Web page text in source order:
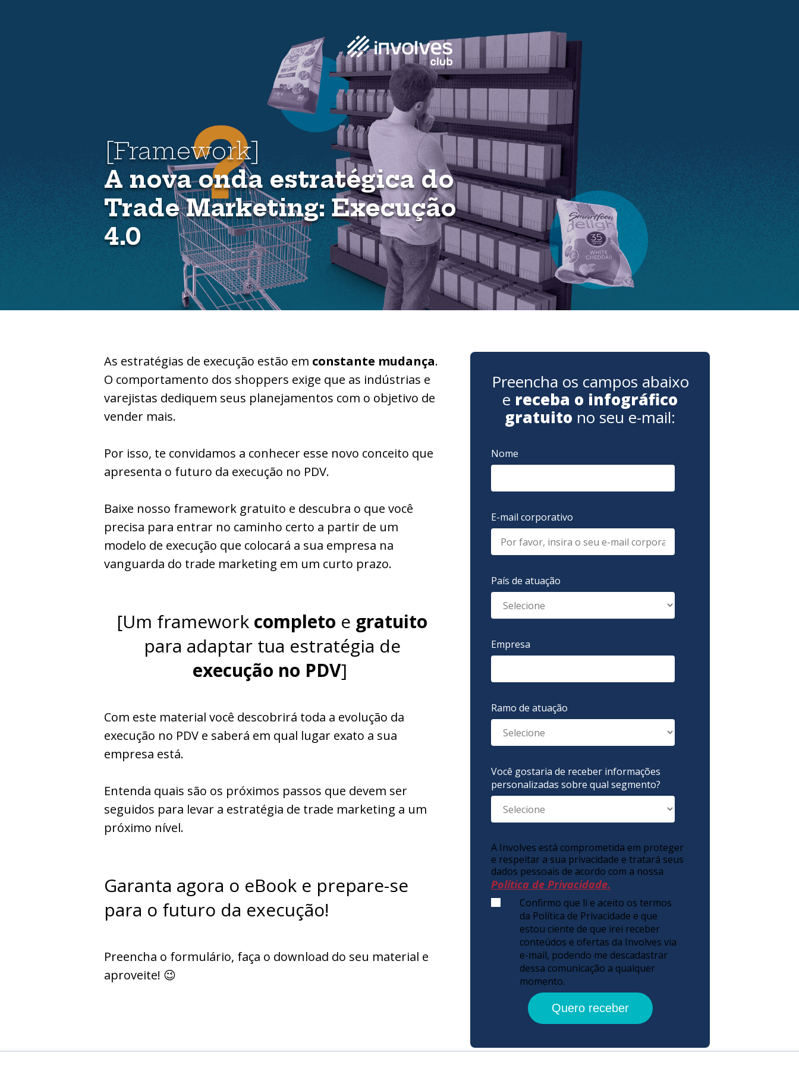
[Framework]
A nova onda estratégica do
Trade Marketing: Execução
4.0
As estratégias de execução estão em constante mudança.
O comportamento dos shoppers exige que as indústrias e
varejistas dediquem seus planejamentos com o objetivo de
vender mais.
Por isso, te convidamos a conhecer esse novo conceito que
apresenta o futuro da execução no PDV.
Baixe nosso framework gratuito e descubra o que você
precisa para entrar no caminho certo a partir de um
modelo de execução que colocará a sua empresa na
vanguarda do trade marketing em um curto prazo.
[Um framework completo e gratuito
para adaptar tua estratégia de
execução no PDV]
Com este material você descobrirá toda a evolução da
execução no PDV e saberá em qual lugar exato a sua
empresa está.
Entenda quais são os próximos passos que devem ser
seguidos para levar a estratégia de trade marketing a um
próximo nível.
Garanta agora o eBook e prepare-se
para o futuro da execução!
Preencha o formulário, faça o download do seu material e
aproveite! 😉
Preencha os campos abaixo
e receba o infográfico
gratuito no seu e-mail:
Nome
E-mail corporativo
País de atuação
Empresa
Ramo de atuação
Você gostaria de receber informações
personalizadas sobre qual segmento?
A Involves está comprometida em proteger
e respeitar a sua privacidade e tratará seus
dados pessoais de acordo com a nossa
Política de Privacidade.
Confirmo que li e aceito os termos
da Política de Privacidade e que
estou ciente de que irei receber
conteúdos e ofertas da Involves via
e-mail, podendo me descadastrar
dessa comunicação a qualquer
momento.